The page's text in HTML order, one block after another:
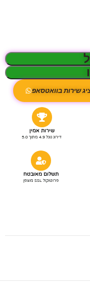
שירות בוואטסאפ
שירות אמין
דירוג גוגל 4.9 מתוך 5.0
תשלום מאובטח
פרוטוקול SSL מוצפן